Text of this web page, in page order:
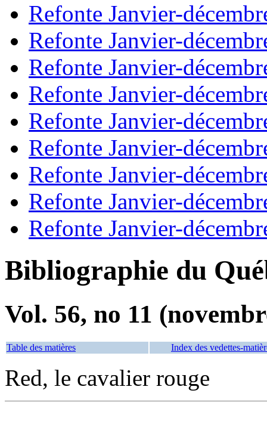
Refonte Janvier-
Refonte Janvier-
Refonte Janvier-
Refonte Janvier-
Refonte Janvier-
Refonte Janvier-
Refonte Janvier-
Refonte Janvier-
Refonte Janvier-
Bibliographie du
Vol. 56, no 11
Table des matières Index des vedettes-
Red, le cavalier rouge